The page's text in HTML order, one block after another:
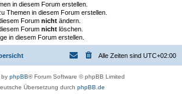
in diesem Forum erstellen.
Themen in diesem Forum erstellen.
Forum nicht ändern.
Forum nicht löschen.
in diesem Forum erstellen.
Alle Zeiten sind UTC+02:00
by phpBB® Forum Software © phpBB Limited
Übersetzung durch phpBB.de